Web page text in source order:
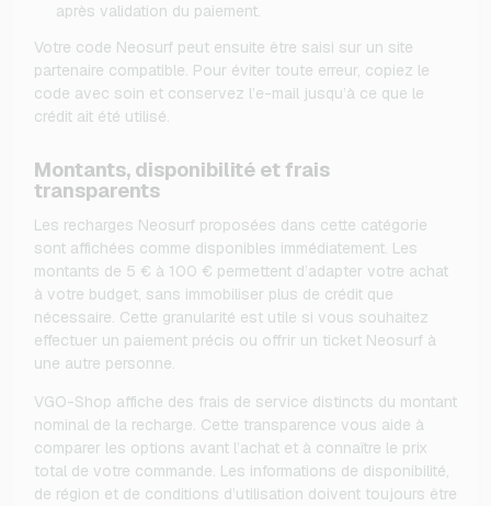
après validation du paiement.
Votre code Neosurf peut ensuite être saisi sur un site
partenaire compatible. Pour éviter toute erreur, copiez le
code avec soin et conservez l’e-mail jusqu’à ce que le
crédit ait été utilisé.
Montants, disponibilité et frais
transparents
Les recharges Neosurf proposées dans cette catégorie
sont affichées comme disponibles immédiatement. Les
montants de 5 € à 100 € permettent d’adapter votre achat
à votre budget, sans immobiliser plus de crédit que
nécessaire. Cette granularité est utile si vous souhaitez
effectuer un paiement précis ou offrir un ticket Neosurf à
une autre personne.
VGO-Shop affiche des frais de service distincts du montant
nominal de la recharge. Cette transparence vous aide à
comparer les options avant l’achat et à connaître le prix
total de votre commande. Les informations de disponibilité,
de région et de conditions d’utilisation doivent toujours être